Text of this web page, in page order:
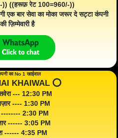
)) ((हरूफ़ रेट 100=960/-))
एक बार सेवा का मोका जरूर दे सट्टा कंपनी
ज़िम्मेवारी है
का No 1 खाईवाल
KHAIWAL ⭕️
सवेरा --- 12:30 PM
---- 1:30 PM
-------- 2:30 PM
------ 3:05 PM
------ 4:35 PM